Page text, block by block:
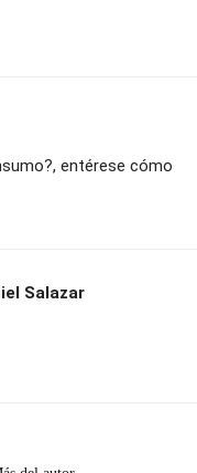
entérese cómo
Salazar